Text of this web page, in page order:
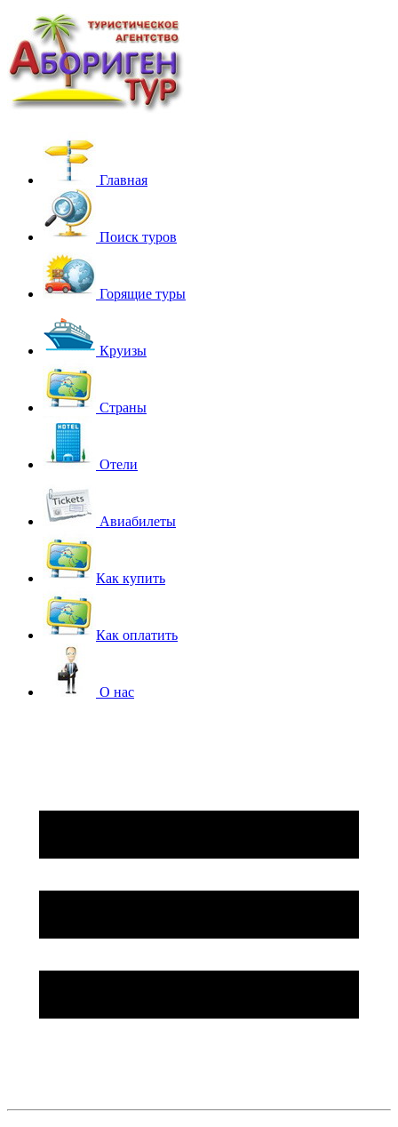
Главная
Поиск туров
Горящие туры
Круизы
Страны
Отели
Авиабилеты
Как купить
Как оплатить
О нас